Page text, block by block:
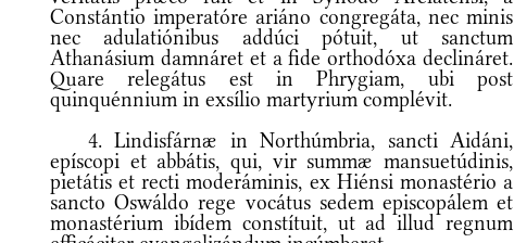
Constántio imperatóre ariáno congregáta, nec minis
nec adulatiónibus addúci pótuit, ut sanctum
Athanásium damnáret et a fide orthodóxa declináret.
Quare relegátus est in Phrygiam, ubi post
quinquénnium in exsílio martyrium complévit.
4. Lindisfárnæ in Northúmbria, sancti Aidáni,
epíscopi et abbátis, qui, vir summæ mansuetúdinis,
pietátis et recti moderáminis, ex Hiénsi monastério a
sancto Oswáldo rege vocátus sedem episcopálem et
monastérium ibídem constítuit, ut ad illud regnum